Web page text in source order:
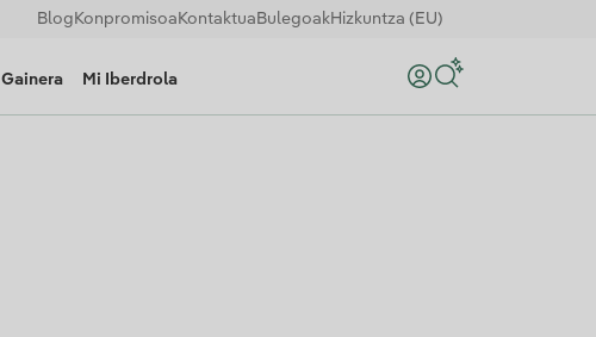
Blog Konpromisoa Kontaktua BulegoakHizkuntza (EU)
Gainera Mi Iberdrola Bilatu